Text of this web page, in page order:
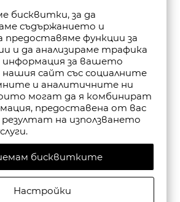
бисквитки, за да
съдържанието и
предоставяме функции за
и да анализираме трафика
информация за вашето
нашия сайт със социалните
и аналитичните ни
могат да я комбинират
предоставена от вас
резултат на използването
бисквитките
Настройки